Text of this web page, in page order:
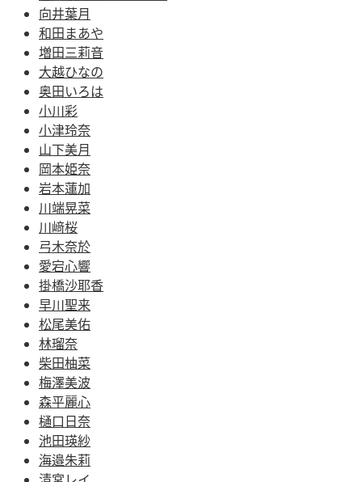
向井葉月
和田まあや
増田三莉音
大越ひなの
奥田いろは
小川彩
小津玲奈
山下美月
岡本姫奈
岩本蓮加
川端晃菜
川﨑桜
弓木奈於
愛宕心響
掛橋沙耶香
早川聖来
松尾美佑
林瑠奈
柴田柚菜
梅澤美波
森平麗心
樋口日奈
池田瑛紗
海邉朱莉